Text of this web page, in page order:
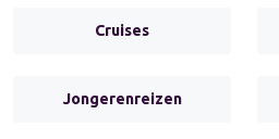
Cruises
Jongerenreizen